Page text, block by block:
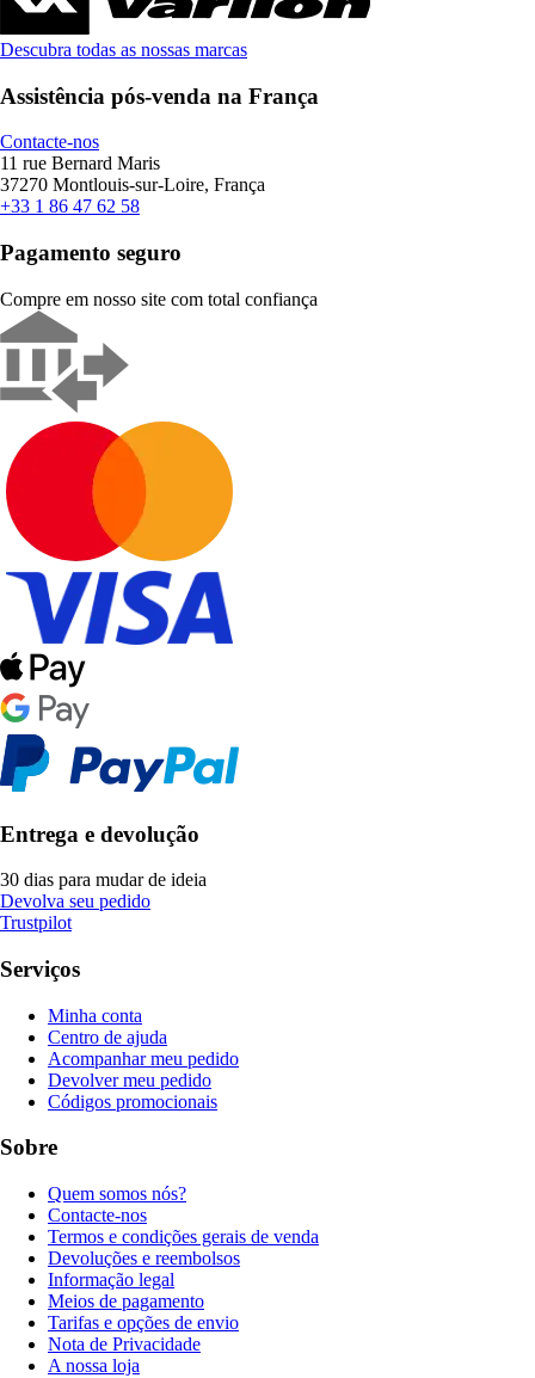
Descubra todas as nossas marcas
Assistência pós-venda na França
Contacte-nos
11 rue Bernard Maris
37270 Montlouis-sur-Loire, França
+33 1 86 47 62 58
Pagamento seguro
Compre em nosso site com total confiança
Entrega e devolução
30 dias para mudar de ideia
Devolva seu pedido
Trustpilot
Serviços
Minha conta
Centro de ajuda
Acompanhar meu pedido
Devolver meu pedido
Códigos promocionais
Sobre
Quem somos nós?
Contacte-nos
Termos e condições gerais de venda
Devoluções e reembolsos
Informação legal
Meios de pagamento
Tarifas e opções de envio
Nota de Privacidade
A nossa loja